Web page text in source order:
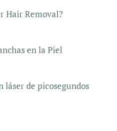
Hair Removal?
en la Piel
de picosegundos